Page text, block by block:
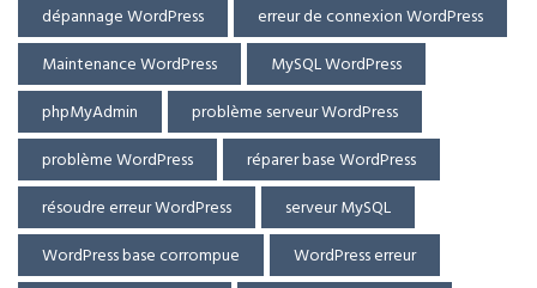
dépannage WordPress
erreur de connexion WordPress
Maintenance WordPress
MySQL WordPress
phpMyAdmin
problème serveur WordPress
problème WordPress
réparer base WordPress
résoudre erreur WordPress
serveur MySQL
WordPress base corrompue
WordPress erreur